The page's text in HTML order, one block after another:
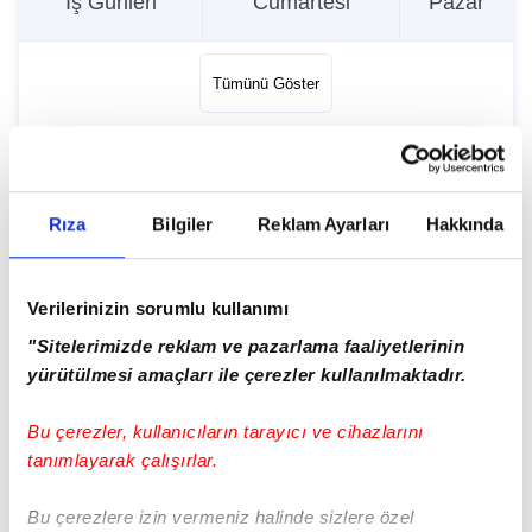
Rıza Bilgiler Reklam Ayarları Hakkında
Verilerinizin sorumlu kullanımı
"Sitelerimizde reklam ve pazarlama faaliyetlerinin
yürütülmesi amaçları ile çerezler kullanılmaktadır.
Bu çerezler, kullanıcıların tarayıcı ve cihazlarını
tanımlayarak çalışırlar.
Bu çerezlere izin vermeniz halinde sizlere özel
17:00
12:45 17:30 17:30
13:15 18:00
13:45 18:30 18:30
14:15
Tümünü Göster
İETT Haberleri